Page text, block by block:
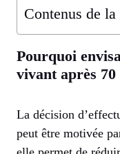
Contenus de la
Pourquoi
vivant après 70
La décision
peut être motivée